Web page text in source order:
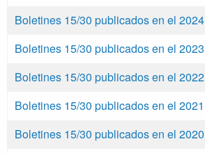
Boletines 15/30 publicados en el 2024
Boletines 15/30 publicados en el 2023
Boletines 15/30 publicados en el 2022
Boletines 15/30 publicados en el 2021
Boletines 15/30 publicados en el 2020